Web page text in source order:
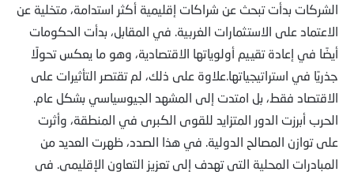
الشركات بدأت تبحث عن شراكات إقليمية أكثر استدامة، متخلية عن
الاعتماد على الاستثمارات الغربية. في المقابل، بدأت الحكومات
أيضًا في إعادة تقييم أولوياتها الاقتصادية، وهو ما يعكس تحولًا
جذريًا في استراتيجياتها.علاوة على ذلك، لم تقتصر التأثيرات على
الاقتصاد فقط، بل امتدت إلى المشهد الجيوسياسي بشكل عام.
الحرب أبرزت الدور المتزايد للقوى الكبرى في المنطقة، وأثرت
على توازن المصالح الدولية. في هذا الصدد، ظهرت العديد من
المبادرات المحلية التي تهدف إلى تعزيز التعاون الإقليمي. في